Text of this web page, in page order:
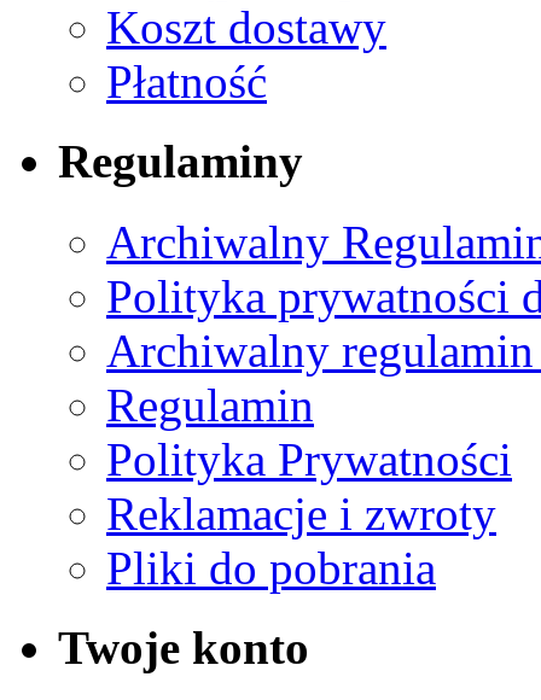
Koszt dostawy
Płatność
Regulaminy
Archiwalny
Polityka prywatności
Archiwalny
Regulamin
Polityka Prywatności
Reklamacje i zwroty
Pliki do pobrania
Twoje konto